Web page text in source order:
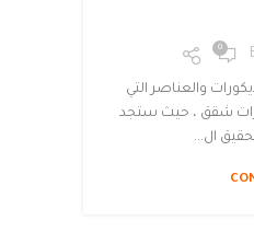
0
والعناصر التي
شقق ، حيث ستجد
ال...